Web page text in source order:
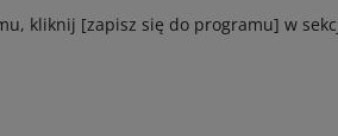
kliknij [zapisz się do programu] w